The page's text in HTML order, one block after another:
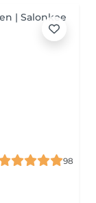
98